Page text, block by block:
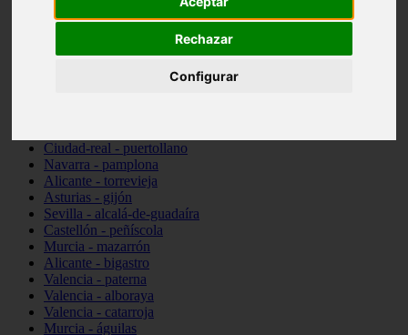
Rechazar
Configurar
Alicante - elx
Ciudad-real - puertollano
Navarra - pamplona
Alicante - torrevieja
Asturias - gijón
Sevilla - alcalá-de-guadaíra
Castellón - peñíscola
Murcia - mazarrón
Alicante - bigastro
Valencia - paterna
Valencia - alboraya
Valencia - catarroja
Murcia - águilas